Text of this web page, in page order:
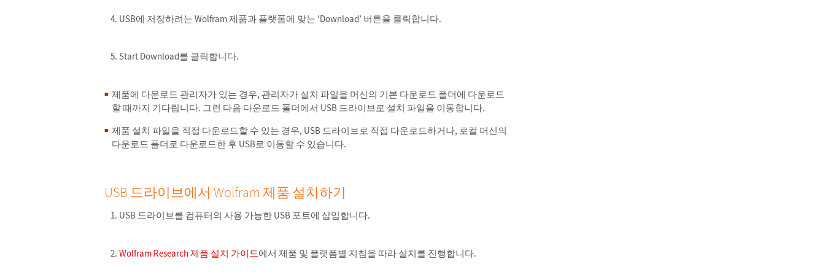
USB에 저장하려는 Wolfram 제품과 플랫폼에 맞는 ‘Download’ 버튼을 클릭합니다.
Start Download를 클릭합니다.
제품에 다운로드 관리자가 있는 경우, 관리자가 설치 파일을 머신의 기본 다운로드 폴더에 다운로드
할 때까지 기다립니다. 그런 다음 다운로드 폴더에서 USB 드라이브로 설치 파일을 이동합니다.
제품 설치 파일을 직접 다운로드할 수 있는 경우, USB 드라이브로 직접 다운로드하거나, 로컬 머신의
다운로드 폴더로 다운로드한 후 USB로 이동할 수 있습니다.
USB 드라이브에서 Wolfram 제품 설치하기
USB 드라이브를 컴퓨터의 사용 가능한 USB 포트에 삽입합니다.
Wolfram Research 제품 설치 가이드에서 제품 및 플랫폼별 지침을 따라 설치를 진행합니다.